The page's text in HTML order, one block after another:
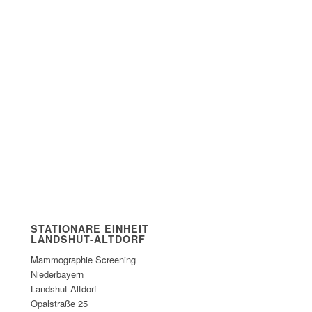
STATIONÄRE EINHEIT
LANDSHUT-ALTDORF
Mammographie Screening
Niederbayern
Landshut-Altdorf
Opalstraße 25